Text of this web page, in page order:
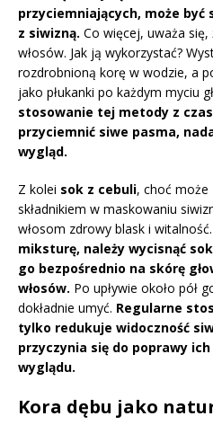
przyciemniających, może
z siwizną. Co więcej, uważa
włosów. Jak ją wykorzystać?
rozdrobnioną korę w wodzie, a
jako płukanki po każdym myciu
stosowanie tej metody z
przyciemnić siwe pasma,
wygląd.
Z kolei sok z cebuli, choć może
składnikiem w maskowaniu
włosom zdrowy blask i witalność.
miksturę, należy wycisnąć
go bezpośrednio na skórę
włosów. Po upływie około pół
dokładnie umyć. Regularne
tylko redukuje widoczność
przyczynia się do poprawy
wyglądu.
Kora dębu jako